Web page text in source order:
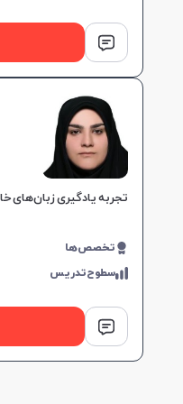
تجربه یادگیری زبان‌های
تخصص‌ها
سطوح‌تدریس